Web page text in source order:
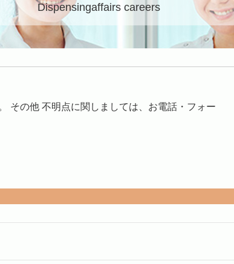
Dispensingaffairs careers
その他 不明点に関しましては、お電話・フォー